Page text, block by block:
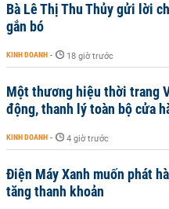
Bà Lê Thị Thu Thủy gửi lời
gắn bó
KINH DOANH - 18 giờ trước
Một thương hiệu thời trang
động, thanh lý toàn bộ cửa
KINH DOANH - 4 giờ trước
Điện Máy Xanh muốn phát
tăng thanh khoản